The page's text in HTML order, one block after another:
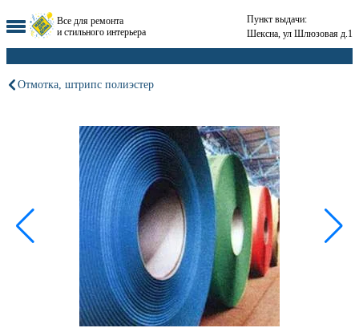
Все для ремонта
и стильного интерьера
Пункт выдачи:
Шексна, ул Шлюзовая д.1
Отмотка, штрипс полиэстер